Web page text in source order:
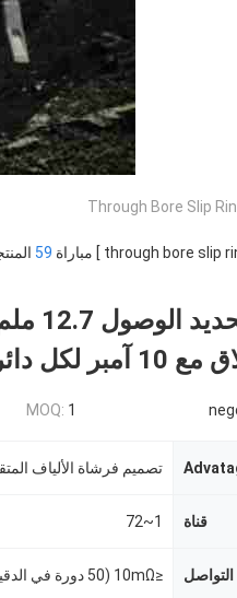
Through Bore Slip
59
12
لكل دائرة
MOQ: 1
تصميم فرشاة الألياف
قناة 1~72
≤10mΩ (50 دورة في الدقيقة)